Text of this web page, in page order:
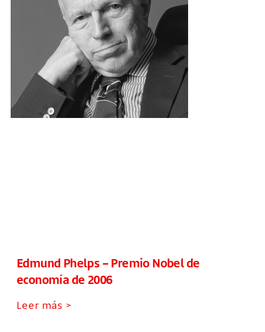
Edmund Phelps – Premio Nobel de
economía de 2006
Leer más >